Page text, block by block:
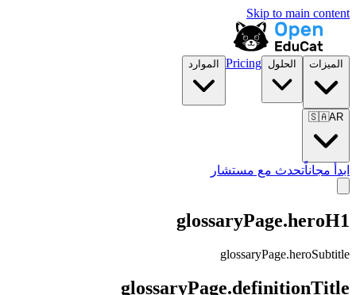
Skip to main content
الميزات الحلول Pricing الموارد
🇸🇦AR
ابدأ مجاناًتحدث مع مستشار
glossaryPage.heroH1
glossaryPage.heroSubtitle
glossaryPage.definitionTitle